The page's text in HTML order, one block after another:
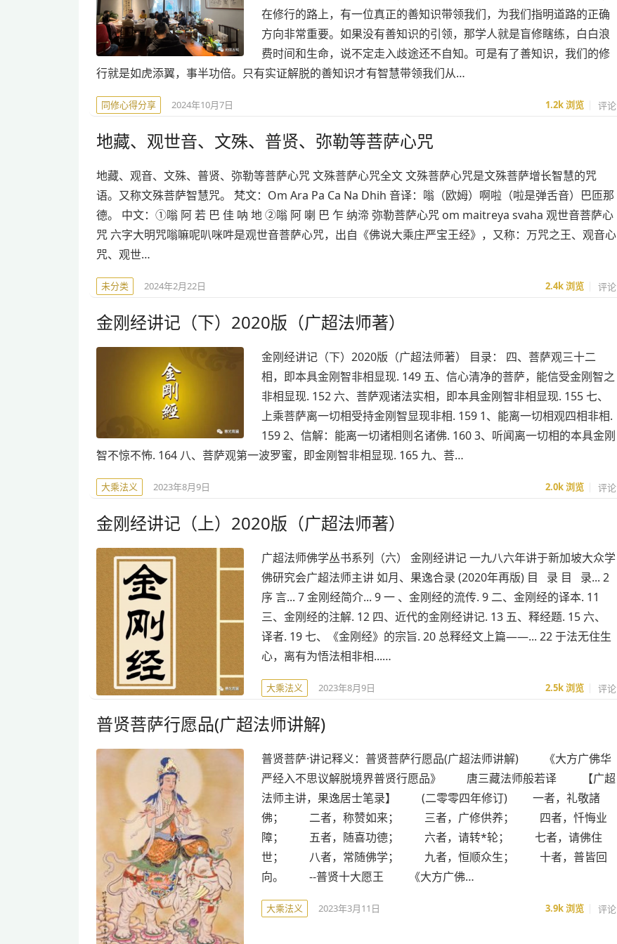
在修行的路上，有一位真正的善知识带领我们，为我们指明道路的正确
方向非常重要。如果没有善知识的引领，那学人就是盲修瞎练，白白浪
费时间和生命，说不定走入歧途还不自知。可是有了善知识，我们的修
行就是如虎添翼，事半功倍。只有实证解脱的善知识才有智慧带领我们从…
同修心得分享 2024年10月7日 1.2k浏览 评论
地藏、观世音、文殊、普贤、弥勒等菩萨心咒
地藏、观音、文殊、普贤、弥勒等菩萨心咒 文殊菩萨心咒全文 文殊菩萨心咒是文殊菩萨增长智慧的咒
语。又称文殊菩萨智慧咒。 梵文：Om Ara Pa Ca Na Dhih 音译：嗡（欧姆）啊啦（啦是弹舌音）巴匝那
德。 中文：①嗡 阿 若 巴 佳 呐 地 ②嗡 阿 喇 巴 乍 纳渧 弥勒菩萨心咒 om maitreya svaha 观世音菩萨心
咒 六字大明咒嗡嘛呢叭咪吽是观世音菩萨心咒，出自《佛说大乘庄严宝王经》，又称：万咒之王、观音心
咒、观世…
未分类 2024年2月22日 2.4k浏览 评论
金刚经讲记（下）2020版（广超法师著）
金刚经讲记（下）2020版（广超法师著） 目录： 四、菩萨观三十二
相，即本具金刚智非相显现. 149 五、信心清净的菩萨，能信受金刚智之
非相显现. 152 六、菩萨观诸法实相，即本具金刚智非相显现. 155 七、
上乘菩萨离一切相受持金刚智显现非相. 159 1、能离一切相观四相非相.
159 2、信解：能离一切诸相则名诸佛. 160 3、听闻离一切相的本具金刚
智不惊不怖. 164 八、菩萨观第一波罗蜜，即金刚智非相显现. 165 九、菩…
大乘法义 2023年8月9日 2.0k浏览 评论
金刚经讲记（上）2020版（广超法师著）
广超法师佛学丛书系列（六） 金刚经讲记 一九八六年讲于新加坡大众学
佛研究会广超法师主讲 如月、果逸合录 (2020年再版) 目 录 目 录... 2
序 言... 7 金刚经简介... 9 一 、金刚经的流传. 9 二、金刚经的译本. 11
三、金刚经的注解. 12 四、近代的金刚经讲记. 13 五、释经题. 15 六、
译者. 19 七、《金刚经》的宗旨. 20 总释经文上篇——... 22 于法无住生
心，离有为悟法相非相...…
大乘法义 2023年8月9日 2.5k浏览 评论
普贤菩萨行愿品(广超法师讲解)
普贤菩萨·讲记释义：普贤菩萨行愿品(广超法师讲解) 《大方广佛华
严经入不思议解脱境界普贤行愿品》 唐三藏法师般若译 【广超
法师主讲，果逸居士笔录】 (二零零四年修订) 一者，礼敬諸
佛； 二者，称赞如来； 三者，广修供养； 四者，忏悔业
障； 五者，随喜功德； 六者，请转*轮； 七者，请佛住
世； 八者，常随佛学； 九者，恒顺众生； 十者，普皆回
向。 --普贤十大愿王 《大方广佛…
大乘法义 2023年3月11日 3.9k浏览 评论